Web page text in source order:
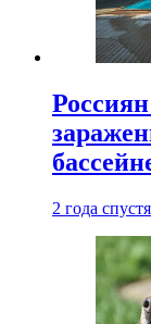
2 года спустя